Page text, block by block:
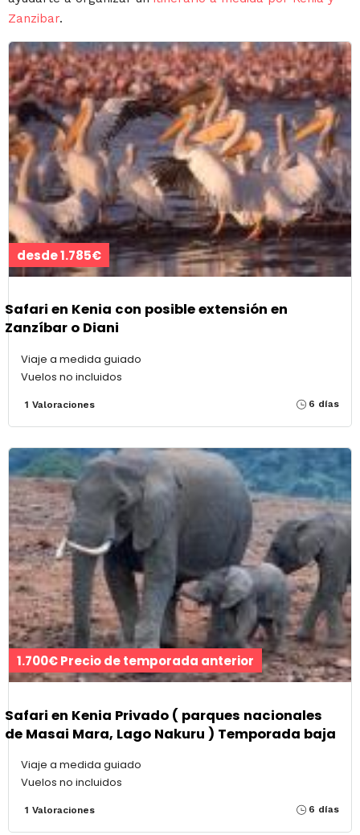
Zanzibar.
desde 1.785€
Safari en Kenia con posible extensión en
Zanzíbar o Diani
Viaje a medida guiado
Vuelos no incluidos
1 Valoraciones 6 días
1.700€ Precio de temporada anterior
Safari en Kenia Privado ( parques nacionales
de Masai Mara, Lago Nakuru ) Temporada baja
Viaje a medida guiado
Vuelos no incluidos
1 Valoraciones 6 días